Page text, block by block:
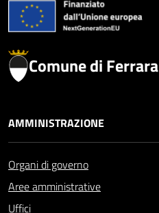
Comune di Ferrara
AMMINISTRAZIONE
Organi di governo
Aree amministrative
Uffici